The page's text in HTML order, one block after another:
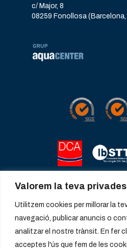
Valorem la teva
Utilitzem cookies per millorar la
navegació, publicar anuncis o
analitzar el nostre trànsit. En fer
acceptes l'ús que fem de les
c/ Major, 8
08259 Fonollosa (Barcelona,